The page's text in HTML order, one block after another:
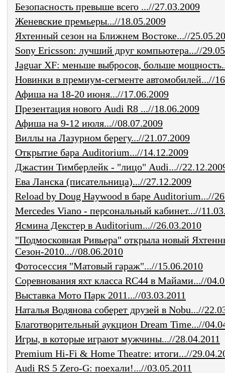
Безопасность превыше всего ...//27.03.2009
Женевские премьеры...//18.05.2009
Яхтенный сезон на Ближнем Востоке...//
Sony Ericsson: лучший друг компьютера...//
Jaguar XF: меньше выбросов, больше
Новинки в премиум-сегменте автомобилей...//
Афиша на 18-20 июня...//17.06.2009
Презентация нового Audi R8 ...//18.06.2009
Афиша на 9-12 июля...//08.07.2009
Виллы на Лазурном берегу...//21.07.2009
Открытие бара Auditorium...//14.12.2009
Джастин Тимберлейк - "лицо" Audi...//
Ева Ланска (писательница)...//27.12.2009
Reload by Doug Haywood в баре Auditorium...//
Mercedes Viano - персональный кабинет...//
Ясмина Декстер в Auditorium...//26.03.2010
"Подмосковная Ривьера" открыла новый
Сезон-2010...//08.06.2010
Фотосессия "Матовый гараж"...//15.06.2010
Соревнования яхт класса RC44 в Майами...//
Выставка Мото Парк 2011...//03.03.2011
Наталья Водянова соберет друзей в Nobu...//
Благотворительный аукцион Dream Time...//
Игры, в которые играют мужчины...//28.04.2011
Premium Hi-Fi & Home Theatre: итоги...//
Audi RS 5 Zero-G: поехали!...//03.05.2011